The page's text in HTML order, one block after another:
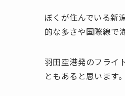
ぼくが住んでいる新
的な多さや国際線で
羽田空港発のフライ
ともあると思います。